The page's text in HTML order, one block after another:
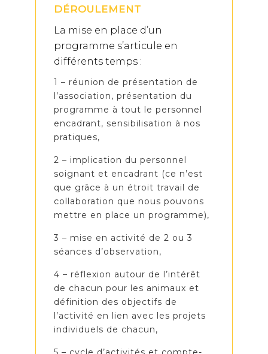
DÉROULEMENT
La mise en place d’un
programme s’articule en
différents temps :
1 – réunion de présentation de
l’association, présentation du
programme à tout le personnel
encadrant, sensibilisation à nos
pratiques,
2 – implication du personnel
soignant et encadrant (ce n’est
que grâce à un étroit travail de
collaboration que nous pouvons
mettre en place un programme),
3 – mise en activité de 2 ou 3
séances d’observation,
4 – réflexion autour de l’intérêt
de chacun pour les animaux et
définition des objectifs de
l’activité en lien avec les projets
individuels de chacun,